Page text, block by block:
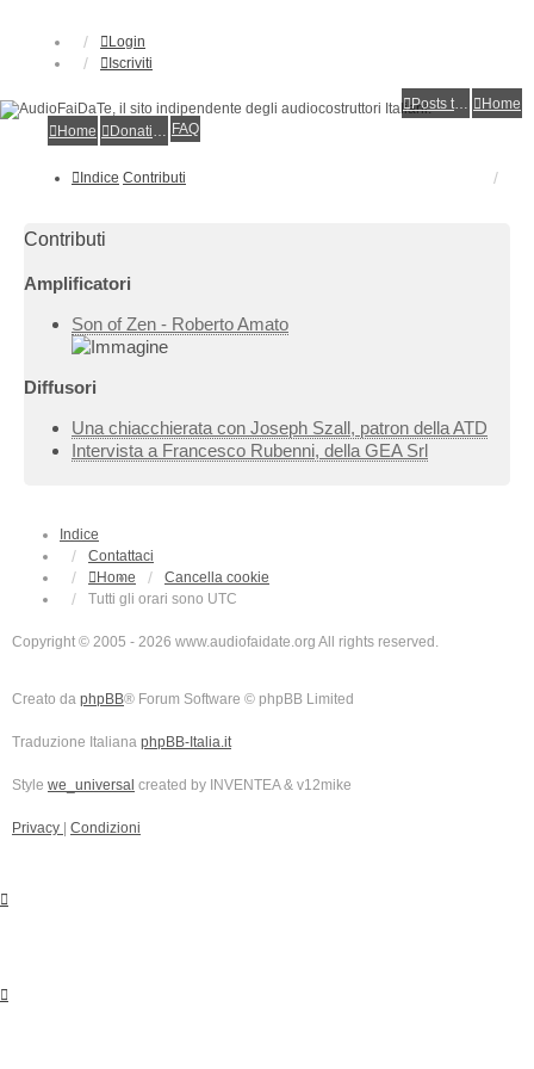
Login
Iscriviti
Posts toplist
Home
Home
Donations FAQ
Indice Contributi
Contributi
Amplificatori
Son of Zen - Roberto Amato
Diffusori
Una chiacchierata con Joseph Szall, patron della ATD
Intervista a Francesco Rubenni, della GEA Srl
Indice
Contattaci
Home
Cancella cookie
Tutti gli orari sono UTC
Copyright © 2005 - 2026 www.audiofaidate.org All rights reserved.
Creato da phpBB® Forum Software © phpBB Limited
Traduzione Italiana phpBB-Italia.it
Style we_universal created by INVENTEA & v12mike
Privacy Condizioni